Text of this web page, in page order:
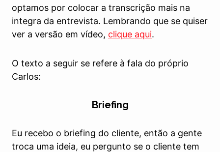
optamos por colocar a transcrição mais na
integra da entrevista. Lembrando que se quiser
ver a versão em vídeo, clique aqui.
O texto a seguir se refere à fala do próprio
Carlos:
Briefing
Eu recebo o briefing do cliente, então a gente
troca uma ideia, eu pergunto se o cliente tem